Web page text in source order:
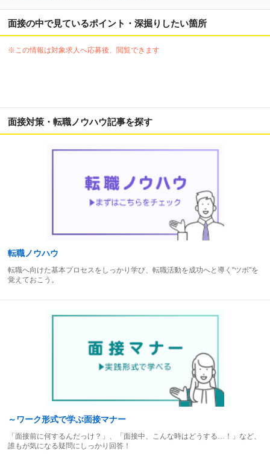
面接の中で見ているポイント・深掘りしたい箇所
※この情報は対象求人へ応募後、閲覧できます
面接対策・転職ノウハウ記事を探す
転職ノウハウ
転職へ向けた基本プロセスをしっかり学び、転職活動を成功へと導く"ツボ"を
覚えておこう。
～ワーク形式で学ぶ面接マナー
「面接前に何するんだっけ？」、「面接中、こんな時はどうする…！」など、
誰もが気になる疑問にしっかり回答！